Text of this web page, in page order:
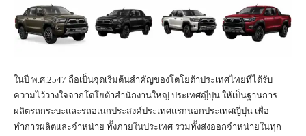
ในปี พ.ศ.2547 ถือเป็นจุดเริ่มต้นสำคัญของโตโยต้าประเทศไทยที่ได้รับ
ความไว้วางใจจากโตโยต้าสำนักงานใหญ่ ประเทศญี่ปุ่น ให้เป็นฐานการ
ผลิตรถกระบะและรถอเนกประสงค์ประเทศแรกนอกประเทศญี่ปุ่น เพื่อ
ทำการผลิตและจำหน่าย ทั้งภายในประเทศ รวมทั้งส่งออกจำหน่ายในทุก